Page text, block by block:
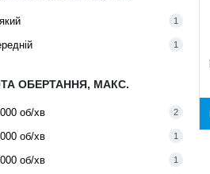
1
1
ОБЕРТАННЯ, МАКС.
об/хв 2
об/хв 1
об/хв 1